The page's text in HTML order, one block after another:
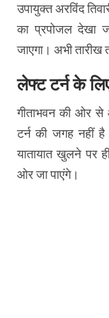
उपायुक्त अरविंद
का प्रपोजल देखा
जाएगा। अभी तारीख
लेफ्ट टर्न के
गीताभवन की ओर से
टर्न की जगह नहीं
यातायात खुलने पर
ओर जा पाएंगे।